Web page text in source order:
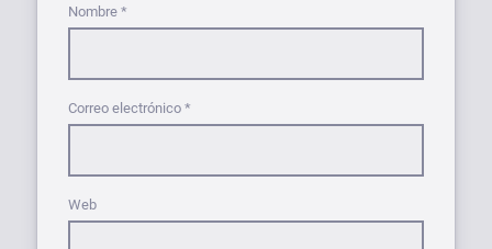
Nombre *
Correo electrónico *
Web